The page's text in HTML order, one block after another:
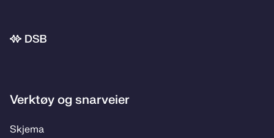
Bunnområde
Verktøy og snarveier
Skje­­ma